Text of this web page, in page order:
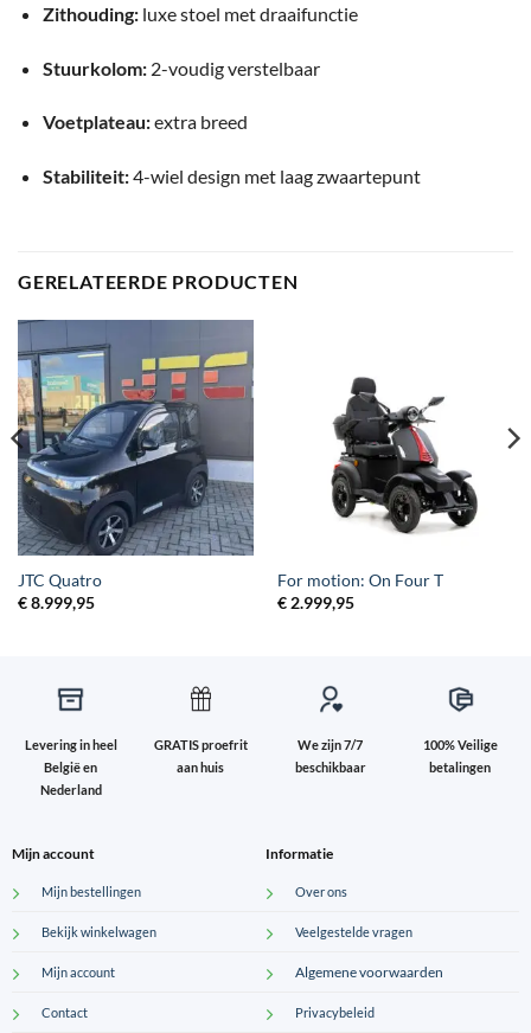
Zithouding:luxe stoel met draaifunctie
Stuurkolom:2-voudig verstelbaar
Voetplateau:extra breed
Stabiliteit:4-wiel design met laag zwaartepunt
GERELATEERDE PRODUCTEN
JTC Quatro
€8.999,95
For motion: On Four T
€2.999,95
Levering in heel
België en
Nederland
GRATIS proefrit
aan huis
We zijn 7/7
beschikbaar
100% Veilige
betalingen
Mijn account
Mijn bestellingen
Bekijk winkelwagen
Mijn account
Contact
Informatie
Over ons
Veelgestelde vragen
Algemene voorwaarden
Privacybeleid